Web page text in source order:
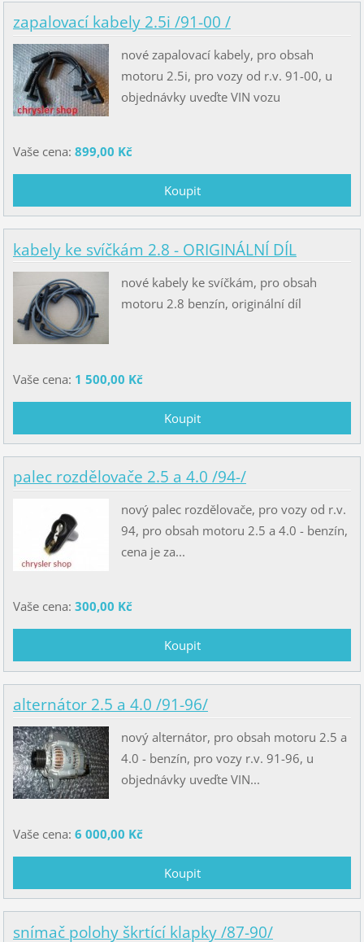
zapalovací kabely 2.5i /91-00 /
nové zapalovací kabely, pro obsah
motoru 2.5i, pro vozy od r.v. 91-00, u
objednávky uveďte VIN vozu
Vaše cena: 899,00 Kč
kabely ke svíčkám 2.8 - ORIGINÁLNÍ DÍL
nové kabely ke svíčkám, pro obsah
motoru 2.8 benzín, originální díl
Vaše cena: 1 500,00 Kč
palec rozdělovače 2.5 a 4.0 /94-/
nový palec rozdělovače, pro vozy od r.v.
94, pro obsah motoru 2.5 a 4.0 - benzín,
cena je za...
Vaše cena: 300,00 Kč
alternátor 2.5 a 4.0 /91-96/
nový alternátor, pro obsah motoru 2.5 a
4.0 - benzín, pro vozy r.v. 91-96, u
objednávky uveďte VIN...
Vaše cena: 6 000,00 Kč
snímač polohy škrtící klapky /87-90/